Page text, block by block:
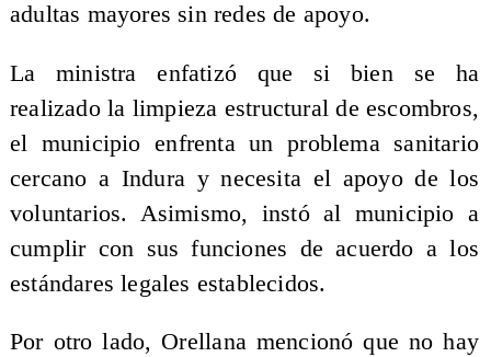
adultas mayores sin redes de apoyo.
La ministra enfatizó que si bien se ha
realizado la limpieza estructural de escombros,
el municipio enfrenta un problema sanitario
cercano a Indura y necesita el apoyo de los
voluntarios. Asimismo, instó al municipio a
cumplir con sus funciones de acuerdo a los
estándares legales establecidos.
Por otro lado, Orellana mencionó que no hay